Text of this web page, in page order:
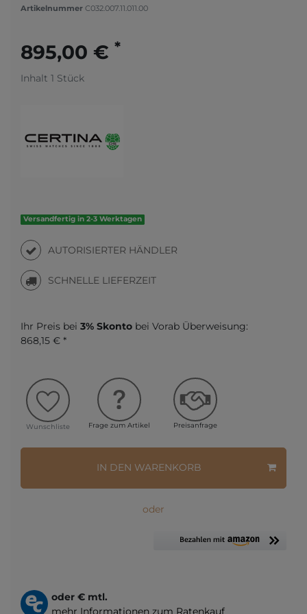
Artikelnummer C032.007.11.011.00
895,00 € *
Inhalt 1 Stück
Versandfertig in 2-3 Werktagen
AUTORISIERTER HÄNDLER
SCHNELLE LIEFERZEIT
Ihr Preis bei 3% Skonto bei Vorab Überweisung:
868,15 € *
Wunschliste Frage zum Artikel Preisanfrage
IN DEN WARENKORB
oder
oder € mtl.
mehr Informationen zum Ratenkauf